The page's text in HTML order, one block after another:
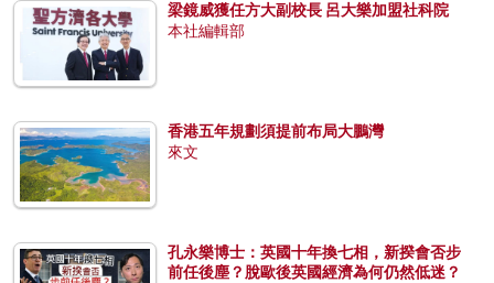
梁鏡威獲任方大副校長 呂大樂加盟社科院
本社編輯部
香港五年規劃須提前布局大鵬灣
來文
孔永樂博士：英國十年換七相，新揆會否步
前任後塵？脫歐後英國經濟為何仍然低迷？